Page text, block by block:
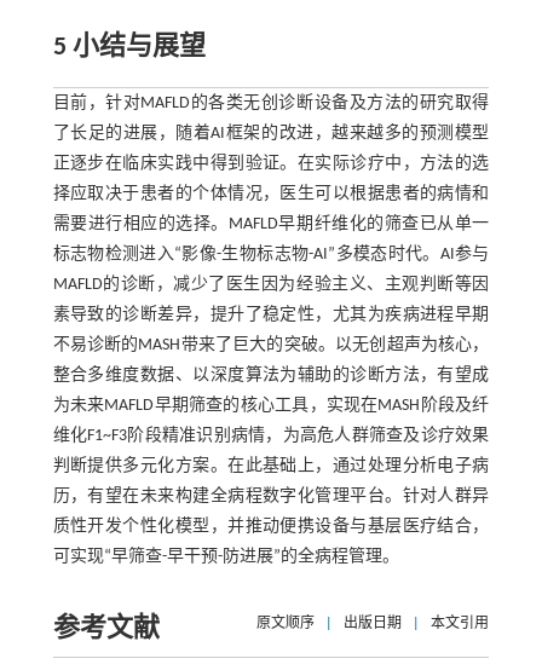
5 小结与展望
目前，针对MAFLD的各类无创诊断设备及方法的研究取得
了长足的进展，随着AI框架的改进，越来越多的预测模型
正逐步在临床实践中得到验证。在实际诊疗中，方法的选
择应取决于患者的个体情况，医生可以根据患者的病情和
需要进行相应的选择。MAFLD早期纤维化的筛查已从单一
标志物检测进入“影像-生物标志物-AI”多模态时代。AI参与
MAFLD的诊断，减少了医生因为经验主义、主观判断等因
素导致的诊断差异，提升了稳定性，尤其为疾病进程早期
不易诊断的MASH带来了巨大的突破。以无创超声为核心，
整合多维度数据、以深度算法为辅助的诊断方法，有望成
为未来MAFLD早期筛查的核心工具，实现在MASH阶段及纤
维化F1~F3阶段精准识别病情，为高危人群筛查及诊疗效果
判断提供多元化方案。在此基础上，通过处理分析电子病
历，有望在未来构建全病程数字化管理平台。针对人群异
质性开发个性化模型，并推动便携设备与基层医疗结合，
可实现“早筛查-早干预-防进展”的全病程管理。
参考文献 原文顺序 出版日期 本文引用